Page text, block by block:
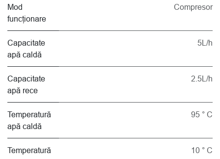
Mod
funcționare
Compresor
Capacitate
apă caldă
5L/h
Capacitate
apă rece
2.5L/h
Temperatură
apă caldă
95 ° C
Temperatură
10 ° C